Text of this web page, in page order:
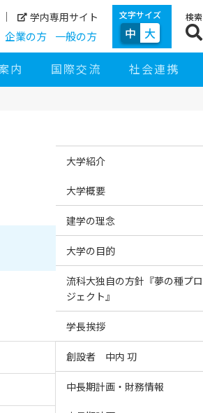
学内専用サイト
企業の方 一般の方
文字サイズ
中 大
検索
内 国際交流 社会連携
サ
ー
ン
サ
大学紹介
大学概要
建学の理念
大学の目的
流科大独自の方針『夢の種プロ
ジェクト』
学長挨拶
創設者 中内 㓛
中長期計画・財務情報